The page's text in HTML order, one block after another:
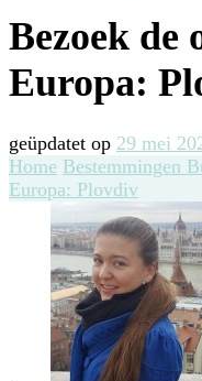
Bezoek de
Europa:
geüpdatet op 29 mei
Home Bestemmingen
Europa: Plovdiv